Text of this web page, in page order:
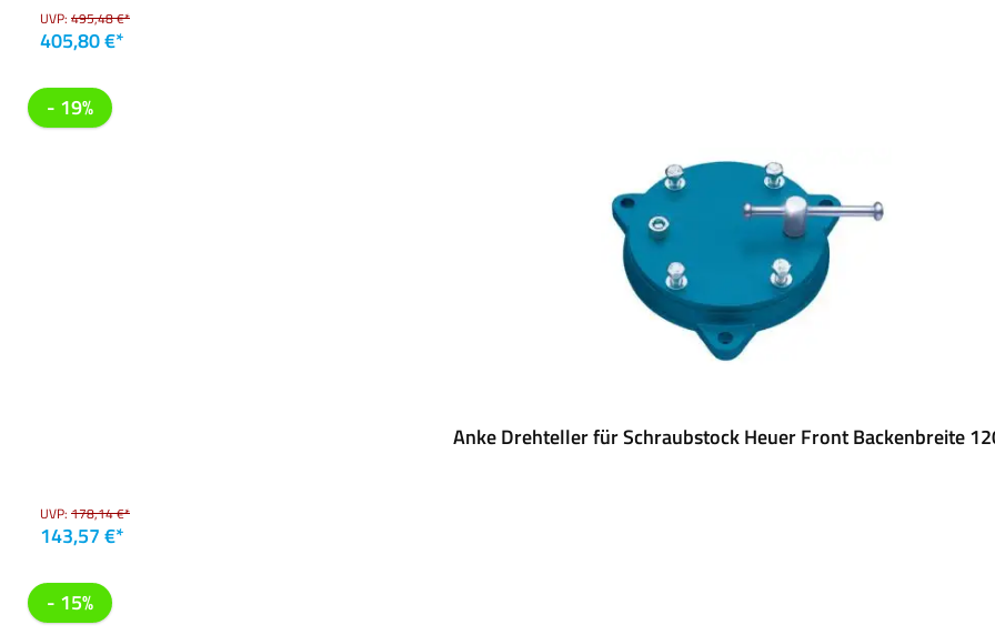
UVP: 495,48 €*
405,80 €*
- 19%
Anke Drehteller für Schraubstock Heuer Front Backenbreite
UVP: 178,14 €*
143,57 €*
- 15%